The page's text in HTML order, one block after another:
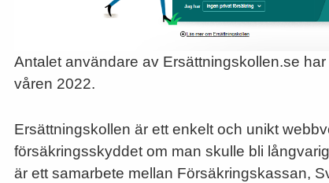
Antalet användare av Ersättningskollen.se
våren 2022.
Ersättningskollen är ett enkelt och unikt
försäkringsskyddet om man skulle bli
är ett samarbete mellan Försäkringskassan,